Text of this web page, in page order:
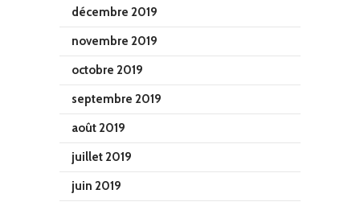
décembre 2019
novembre 2019
octobre 2019
septembre 2019
août 2019
juillet 2019
juin 2019